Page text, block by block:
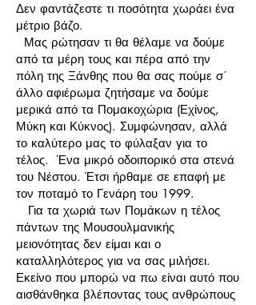
Δεν φαντάζεστε τι ποσότητα χωράει ένα
μέτριο βάζο.
Μας ρώτησαν τι θα θέλαμε να δούμε
από τα μέρη τους και πέρα από την
πόλη της Ξάνθης που θα σας πούμε σ΄
άλλο αφιέρωμα ζητήσαμε να δούμε
μερικά από τα Πομακοχώρια (Εχίνος,
Μύκη και Κύκνος). Συμφώνησαν, αλλά
το καλύτερο μας το φύλαξαν για το
τέλος. Ένα μικρό οδοιπορικό στα στενά
του Νέστου. Έτσι ήρθαμε σε επαφή με
τον ποταμό το Γενάρη του 1999.
Για τα χωριά των Πομάκων η τέλος
πάντων της Μουσουλμανικής
μειονότητας δεν είμαι και ο
καταλληλότερος για να σας μιλήσει.
Εκείνο που μπορώ να πω είναι αυτό που
αισθάνθηκα βλέποντας τους ανθρώπους